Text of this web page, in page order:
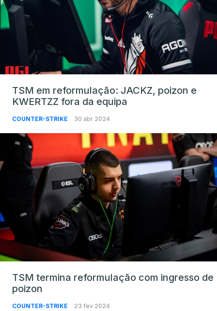
TSM em reformulação: JACKZ, poizon e
KWERTZZ fora da equipa
COUNTER-STRIKE 30 abr 2024
TSM termina reformulação com ingresso de
poizon
COUNTER-STRIKE 23 fev 2024